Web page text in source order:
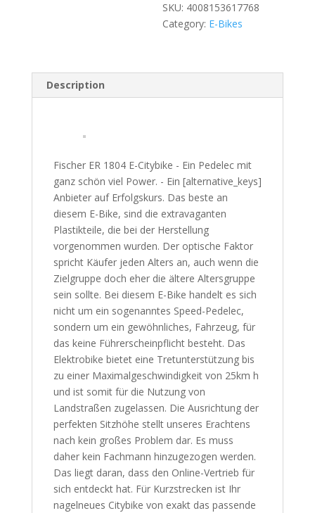
SKU: 4008153617768
Category: E-Bikes
Description
Fischer ER 1804 E-Citybike - Ein Pedelec mit
ganz schön viel Power. - Ein [alternative_keys]
Anbieter auf Erfolgskurs. Das beste an
diesem E-Bike, sind die extravaganten
Plastikteile, die bei der Herstellung
vorgenommen wurden. Der optische Faktor
spricht Käufer jeden Alters an, auch wenn die
Zielgruppe doch eher die ältere Altersgruppe
sein sollte. Bei diesem E-Bike handelt es sich
nicht um ein sogenanntes Speed-Pedelec,
sondern um ein gewöhnliches, Fahrzeug, für
das keine Führerscheinpflicht besteht. Das
Elektrobike bietet eine Tretunterstützung bis
zu einer Maximalgeschwindigkeit von 25km h
und ist somit für die Nutzung von
Landstraßen zugelassen. Die Ausrichtung der
perfekten Sitzhöhe stellt unseres Erachtens
nach kein großes Problem dar. Es muss
daher kein Fachmann hinzugezogen werden.
Das liegt daran, dass den Online-Vertrieb für
sich entdeckt hat. Für Kurzstrecken ist Ihr
nagelneues Citybike von exakt das passende